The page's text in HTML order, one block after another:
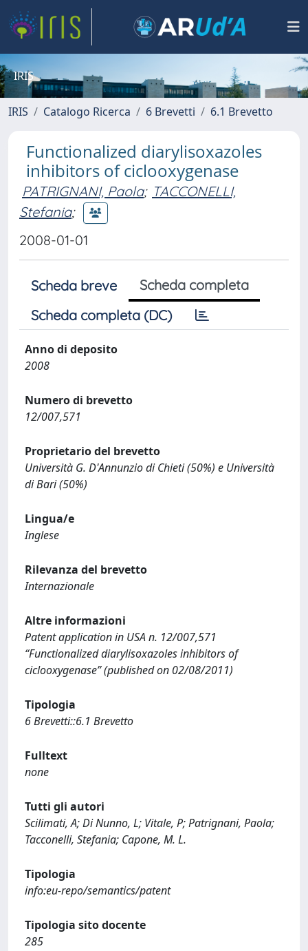
IRIS
IRIS Catalogo Ricerca 6 Brevetti 6.1 Brevetto
Functionalized diarylisoxazoles
inhibitors of ciclooxygenase
PATRIGNANI, Paola; TACCONELLI,
Stefania;
2008-01-01
Scheda breve
Scheda completa
Scheda completa (DC)
Anno di deposito
2008
Numero di brevetto
12/007,571
Proprietario del brevetto
Università G. D'Annunzio di Chieti (50%) e Università
di Bari (50%)
Lingua/e
Inglese
Rilevanza del brevetto
Internazionale
Altre informazioni
Patent application in USA n. 12/007,571
“Functionalized diarylisoxazoles inhibitors of
ciclooxygenase” (published on 02/08/2011)
Tipologia
6 Brevetti::6.1 Brevetto
Fulltext
none
Tutti gli autori
Scilimati, A; Di Nunno, L; Vitale, P; Patrignani, Paola;
Tacconelli, Stefania; Capone, M. L.
Tipologia
info:eu-repo/semantics/patent
Tipologia sito docente
285